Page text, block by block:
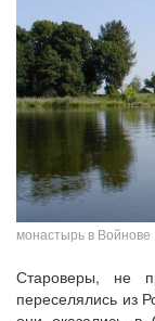
монастырь в Войнове
Староверы, не
переселялись из